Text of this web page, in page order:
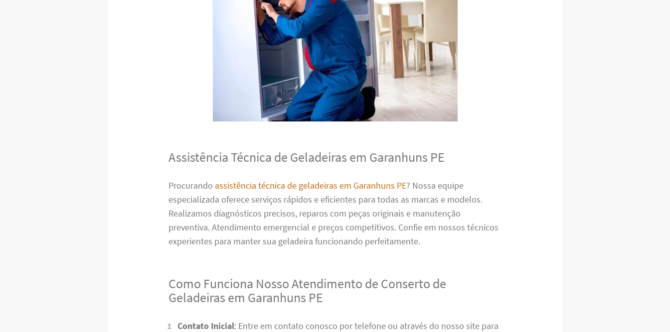
Assistência Técnica de Geladeiras em Garanhuns PE
Procurando assistência técnica de geladeiras em Garanhuns PE? Nossa equipe
especializada oferece serviços rápidos e eficientes para todas as marcas e modelos.
Realizamos diagnósticos precisos, reparos com peças originais e manutenção
preventiva. Atendimento emergencial e preços competitivos. Confie em nossos técnicos
experientes para manter sua geladeira funcionando perfeitamente.
Como Funciona Nosso Atendimento de Conserto de
Geladeiras em Garanhuns PE
Contato Inicial: Entre em contato conosco por telefone ou através do nosso site para